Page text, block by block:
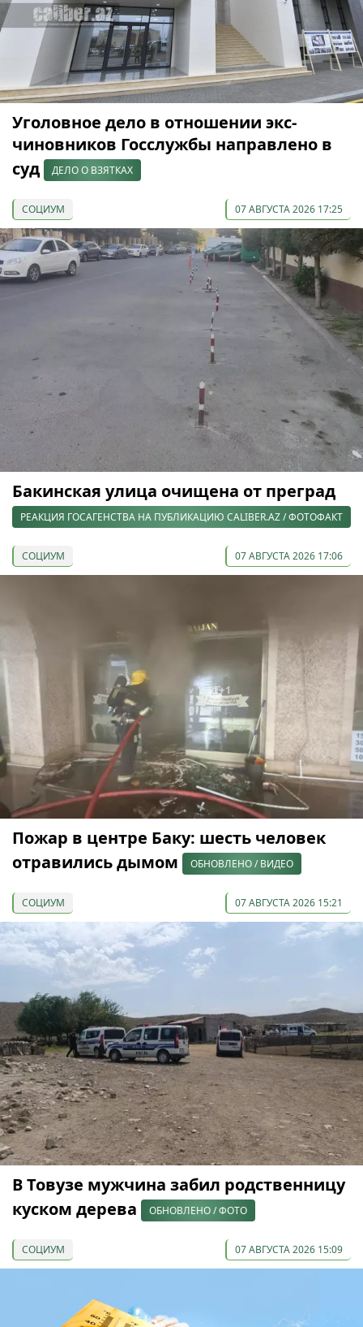
Уголовное дело в отношении экс-
чиновников Госслужбы направлено в
суд
ДЕЛО О ВЗЯТКАХ
СОЦИУМ 07 АВГУСТА 2026 17:25
Бакинская улица очищена от преград
РЕАКЦИЯ ГОСАГЕНСТВА НА ПУБЛИКАЦИЮ CALIBER.AZ / ФОТОФАКТ
СОЦИУМ 07 АВГУСТА 2026 17:06
Пожар в центре Баку: шесть человек
отравились дымом
ОБНОВЛЕНО / ВИДЕО
СОЦИУМ 07 АВГУСТА 2026 15:21
В Товузе мужчина забил родственницу
куском дерева
ОБНОВЛЕНО / ФОТО
СОЦИУМ 07 АВГУСТА 2026 15:09